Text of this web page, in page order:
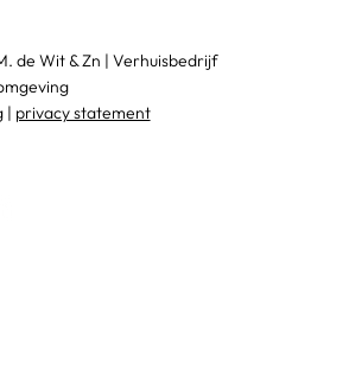
de Wit & Zn | Verhuisbedrijf
| privacy statement